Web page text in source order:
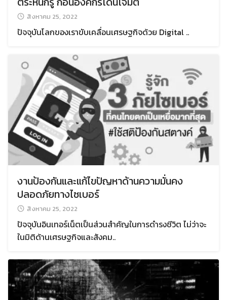
Search
for: Search
สิงหาคม 25, 2022
ปัจจุบันโลกของเราขับเคลื่อนเศรษฐกิจด้วย Digital ..
งานป้องกันและแก้ไขปัญหาด้านความมั่นคง
ปลอดภัยทางไซเบอร์
สิงหาคม 25, 2022
ปัจจุบันอินเทอร์เน็ตเป็นส่วนสำคัญในการดำรงชีวิต ไม่ว่าจะ
ในมิติด้านเศรษฐกิจและสังคม..